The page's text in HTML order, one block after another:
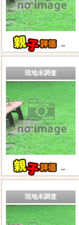
－
現地未調査
－
現地未調査